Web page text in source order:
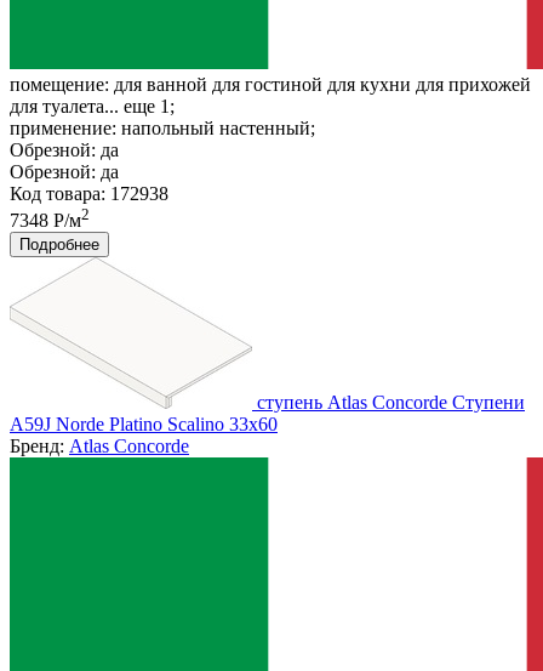
помещение: для ванной для гостиной для кухни для прихожей
для туалета... еще 1;
применение: напольный настенный;
Обрезной: да
Обрезной: да
Код товара: 172938
7348 Р/м2
Подробнее
ступень Atlas Concorde Ступени
A59J Norde Platino Scalino 33x60
Бренд: Atlas Concorde